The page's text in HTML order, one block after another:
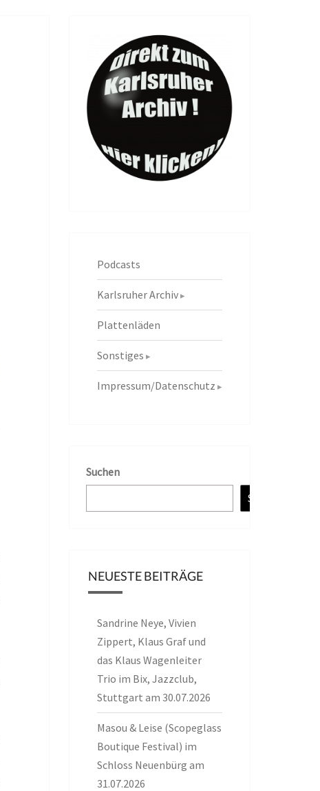
Podcasts
Karlsruher Archiv
Plattenläden
Sonstiges
Impressum/Datenschutz
Suchen
Suchen
NEUESTE BEITRÄGE
Sandrine Neye, Vivien
Zippert, Klaus Graf und
das Klaus Wagenleiter
Trio im Bix, Jazzclub,
Stuttgart am 30.07.2026
Masou & Leise (Scopeglass
Boutique Festival) im
Schloss Neuenbürg am
31.07.2026